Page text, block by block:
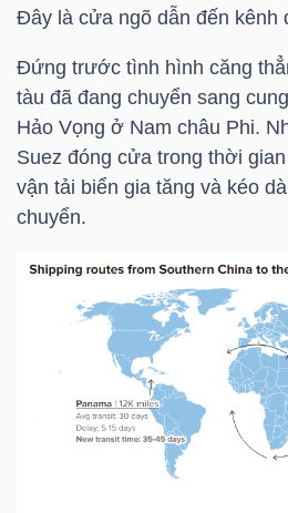
Đây là cửa ngõ dẫn đến kênh
Đứng trước tình hình căng
tàu đã đang chuyển sang
Hảo Vọng ở Nam châu Phi.
Suez đóng cửa trong thời
vận tải biển gia tăng và kéo
chuyển.
DOANH
NGHIỆP
CỔ
SINH